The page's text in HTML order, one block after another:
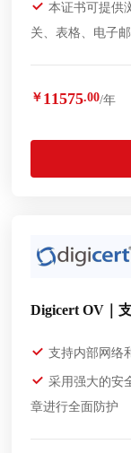
本证书可提供
关、表格、电子
￥ 11575.00/年
Digicert OV｜
支持内部网络
采用强大的安
章进行全面防护